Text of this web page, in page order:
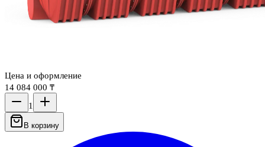
Цена и оформление
14 084 000 ₸
1
В корзину